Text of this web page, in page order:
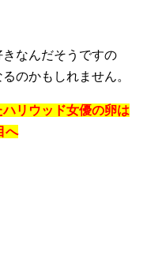
なんだそうですの
のかもしれません。
リウッド女優の卵は
へ